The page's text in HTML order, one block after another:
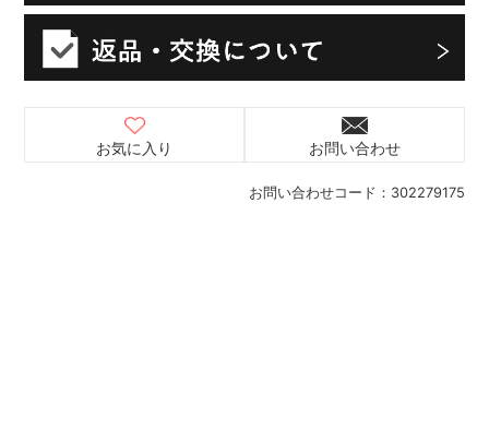
お問い合わせコード： 302279175
お気に入り お問い合わせ